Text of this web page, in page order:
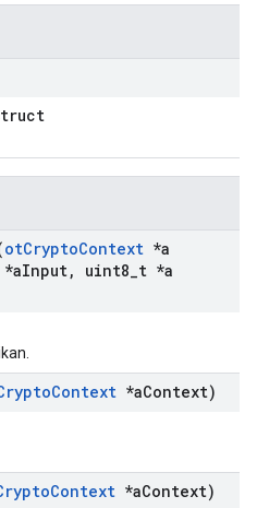
otCryptoContext *a
Input, uint8 t *a
Context *aContext)
Context *aContext)